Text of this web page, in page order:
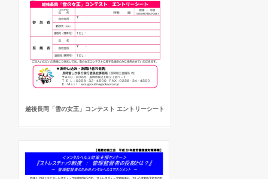
越後長岡「雪の女王」コンテスト エントリーシート